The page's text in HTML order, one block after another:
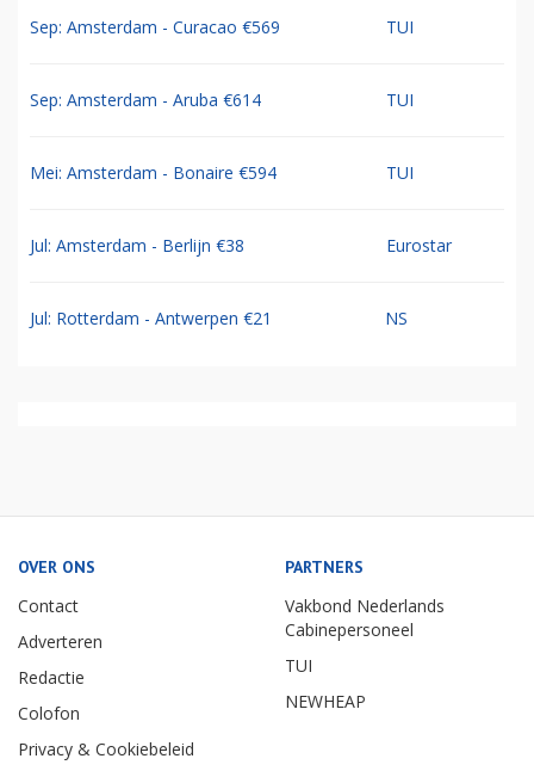
Sep: Amsterdam - Curacao €569 TUI
Sep: Amsterdam - Aruba €614 TUI
Mei: Amsterdam - Bonaire €594 TUI
Jul: Amsterdam - Berlijn €38 Eurostar
Jul: Rotterdam - Antwerpen €21 NS
OVER ONS
Contact
Adverteren
Redactie
Colofon
Privacy & Cookiebeleid
PARTNERS
Vakbond Nederlands
Cabinepersoneel
TUI
NEWHEAP